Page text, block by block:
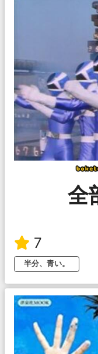
全
7
半分、青い。